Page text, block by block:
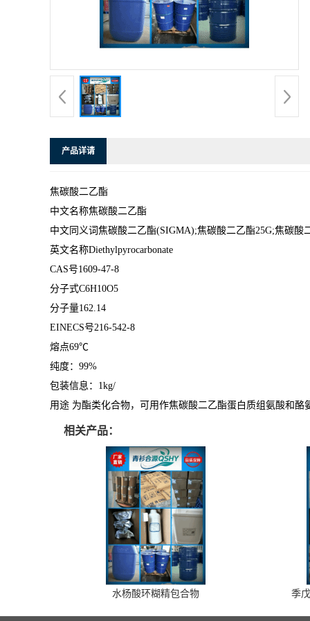
产品详请
焦碳酸二乙酯
中文名称焦碳酸二乙酯
中文同义词焦碳酸二乙酯(SIGMA);焦碳酸二乙酯25G;焦碳
英文名称Diethylpyrocarbonate
CAS号1609-47-8
分子式C6H10O5
分子量162.14
EINECS号216-542-8
熔点69℃
纯度：99%
包装信息：1kg/
用途 为酯类化合物，可用作焦碳酸二乙酯蛋白质组氨酸和酪
相关产品：
水杨酸环糊精包合物 季